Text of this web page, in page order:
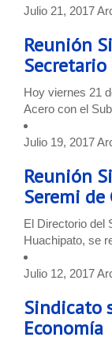
Julio 21, 2017
Reunión
Hoy viernes 21
Acero con el
Julio 19, 2017
Reunión
Seremi de
El Directorio del
Huachipato, se
Julio 12, 2017
Sindicato
Economía